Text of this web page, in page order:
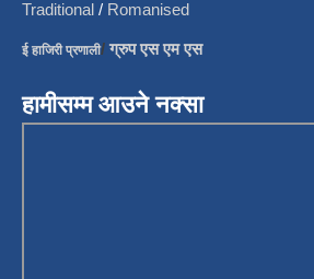
Traditional / Romanised
ई हाजिरी प्रणाली/ग्रुप एस एम एस
हामीसम्म आउने नक्सा